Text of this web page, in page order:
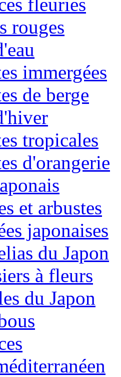
rouges
immergées
de berge
tropicales
d'orangerie
et arbustes
japonaises
du Japon
à fleurs
du Japon